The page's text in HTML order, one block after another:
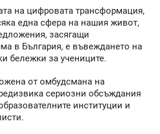
на цифровата трансформация,
една сфера на нашия живот,
засягащи
в България, е въвеждането на
бележки за учениците.
от омбудсмана на
сериозни обсъждания
институции и